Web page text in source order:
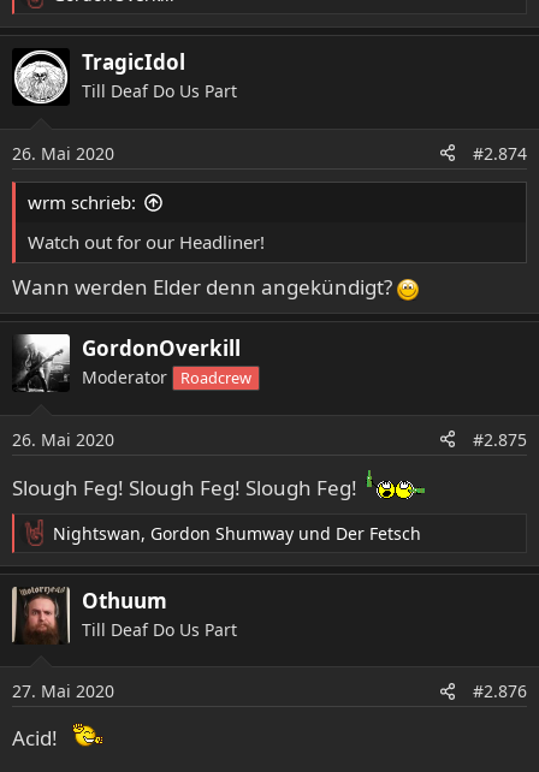
e
a
k
t
n
e
n
TragicIdol
Till Deaf Do Us Part
26. Mai 2020 #2.874
wrm schrieb:
Watch out for our Headliner!
Wann werden Elder denn angekündigt?
GordonOverkill
Moderator Roadcrew
26. Mai 2020 #2.875
Slough Feg! Slough Feg! Slough Feg!
R
e
a
k
n
n
Nightswan, Gordon Shumway und Der Fetsch
Othuum
Till Deaf Do Us Part
27. Mai 2020 #2.876
Acid!